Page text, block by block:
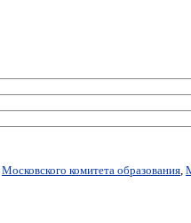
Московского комитета образования,